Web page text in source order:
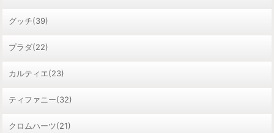
グッチ(39)
プラダ(22)
カルティエ(23)
ティファニー(32)
クロムハーツ(21)